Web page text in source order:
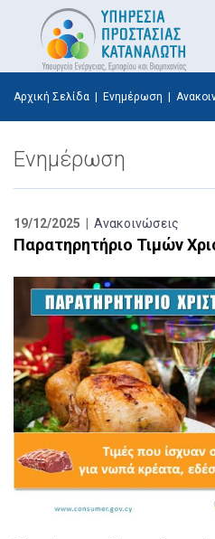
Αρχική Σελίδα Ενημέρωση
Ενημέρωση
19/12/2025 | Ανακοινώσεις
Παρατηρητήριο Τιμών